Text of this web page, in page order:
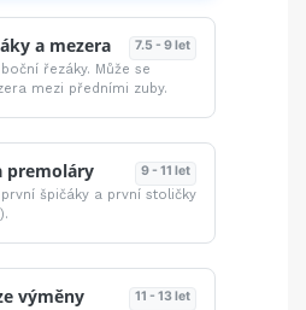
a mezera
7.5 - 9 let
řezáky. Může se
mezi předními zuby.
premoláry
9 - 11 let
špičáky a první stoličky
výměny
11 - 13 let